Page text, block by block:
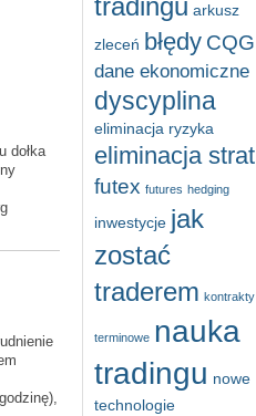
dołka
tradingu arkusz
zleceń błędy CQG
dane ekonomiczne
dyscyplina
eliminacja ryzyka
eliminacja strat
futex futures hedging
inwestycje jak
zostać
traderem kontrakty
terminowe nauka
tradingu nowe
technologie